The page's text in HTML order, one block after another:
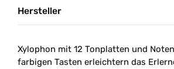
Hersteller
Xylophon mit 12 Tonplatten und
farbigen Tasten erleichtern das